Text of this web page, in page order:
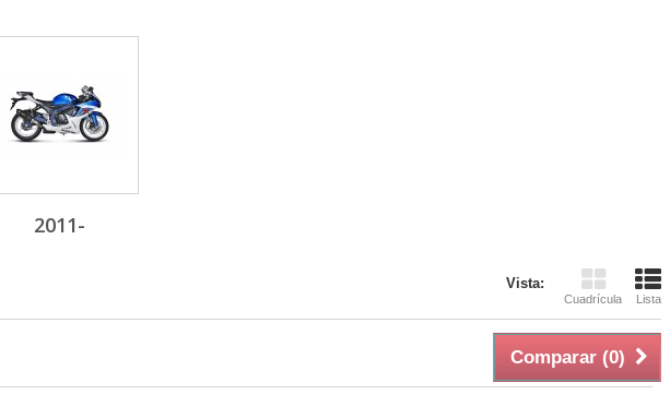
2011-
Vista:
Cuadrícula Lista
Comparar (0)